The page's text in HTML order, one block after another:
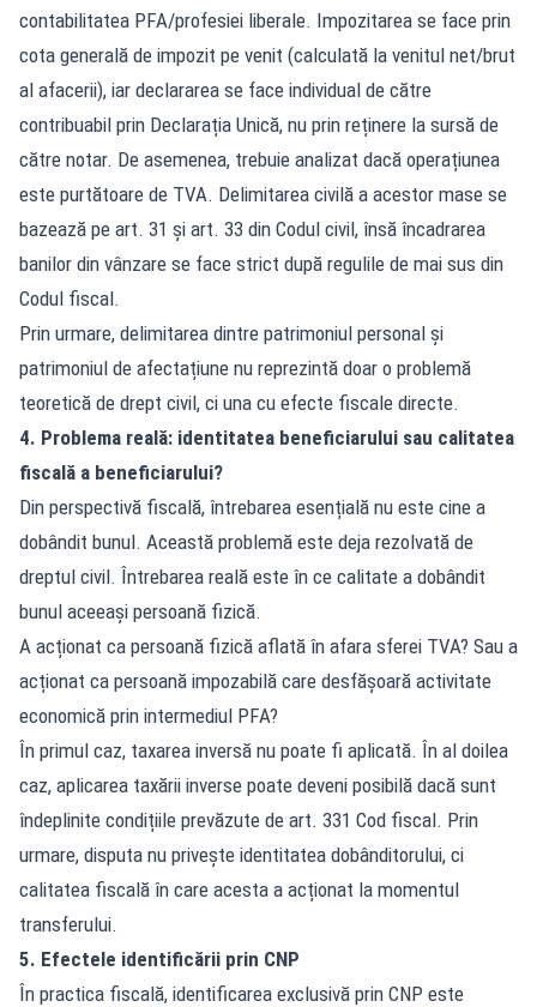
contabilitatea PFA/profesiei liberale. Impozitarea se face prin
cota generală de impozit pe venit (calculată la venitul net/brut
al afacerii), iar declararea se face individual de către
contribuabil prin Declarația Unică, nu prin reținere la sursă de
către notar. De asemenea, trebuie analizat dacă operațiunea
este purtătoare de TVA. Delimitarea civilă a acestor mase se
bazează pe art. 31 și art. 33 din Codul civil, însă încadrarea
banilor din vânzare se face strict după regulile de mai sus din
Codul fiscal.
Prin urmare, delimitarea dintre patrimoniul personal și
patrimoniul de afectațiune nu reprezintă doar o problemă
teoretică de drept civil, ci una cu efecte fiscale directe.
4. Problema reală: identitatea beneficiarului sau calitatea
fiscală a beneficiarului?
Din perspectivă fiscală, întrebarea esențială nu este cine a
dobândit bunul. Această problemă este deja rezolvată de
dreptul civil. Întrebarea reală este în ce calitate a dobândit
bunul aceeași persoană fizică.
A acționat ca persoană fizică aflată în afara sferei TVA? Sau a
acționat ca persoană impozabilă care desfășoară activitate
economică prin intermediul PFA?
În primul caz, taxarea inversă nu poate fi aplicată. În al doilea
caz, aplicarea taxării inverse poate deveni posibilă dacă sunt
îndeplinite condițiile prevăzute de art. 331 Cod fiscal. Prin
urmare, disputa nu privește identitatea dobânditorului, ci
calitatea fiscală în care acesta a acționat la momentul
transferului.
5. Efectele identificării prin CNP
În practica fiscală, identificarea exclusivă prin CNP este